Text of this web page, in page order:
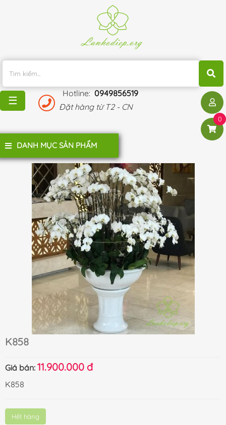
Hotline: 0949856519
Đặt hàng từ T2 - CN
0
MÃI
BLOG
HÀNG
LIÊN
HỆ
☰
DANH MỤC SẢN PHẨM
K858
Giá bán: 11.900.000 đ
K858
Hết hàng